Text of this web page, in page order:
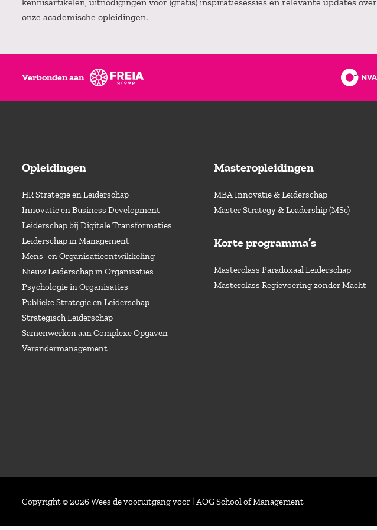
onze academische opleidingen.
Verbonden aan
Opleidingen
HR Strategie en Leiderschap
Innovatie en Business Development
Leiderschap bij Digitale Transformaties
Leiderschap in Management
Mens- en Organisatieontwikkeling
Nieuw Leiderschap in Organisaties
Psychologie in Organisaties
Publieke Strategie en Leiderschap
Strategisch Leiderschap
Samenwerken aan Complexe Opgaven
Verandermanagement
Masteropleidingen
MBA Innovatie & Leiderschap
Master Strategy & Leadership (MSc)
Korte programma’s
Masterclass Paradoxaal Leiderschap
Masterclass Regievoering zonder Macht
Copyright © 2026 Wees de vooruitgang voor | AOG School of Management